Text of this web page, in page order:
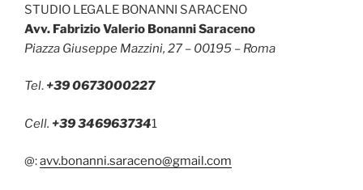
STUDIO LEGALE BONANNI SARACENO
Avv. Fabrizio Valerio Bonanni Saraceno
Piazza Giuseppe Mazzini, 27 – 00195 – Roma
Tel.+39 0673000227
Cell. +39 3469637341
@:avv.bonanni.saraceno@gmail.com